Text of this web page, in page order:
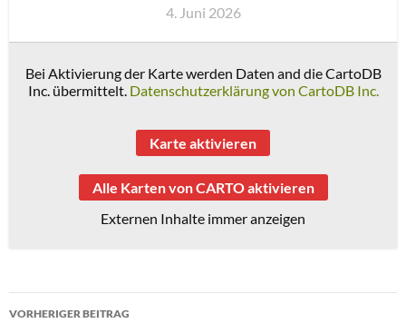
4. Juni 2026
Bei Aktivierung der Karte werden Daten and die CartoDB
Inc. übermittelt. Datenschutzerklärung von CartoDB Inc.
Karte aktivieren
Alle Karten von CARTO aktivieren
Externen Inhalte immer anzeigen
Beitragsnavigation
VORHERIGER BEITRAG